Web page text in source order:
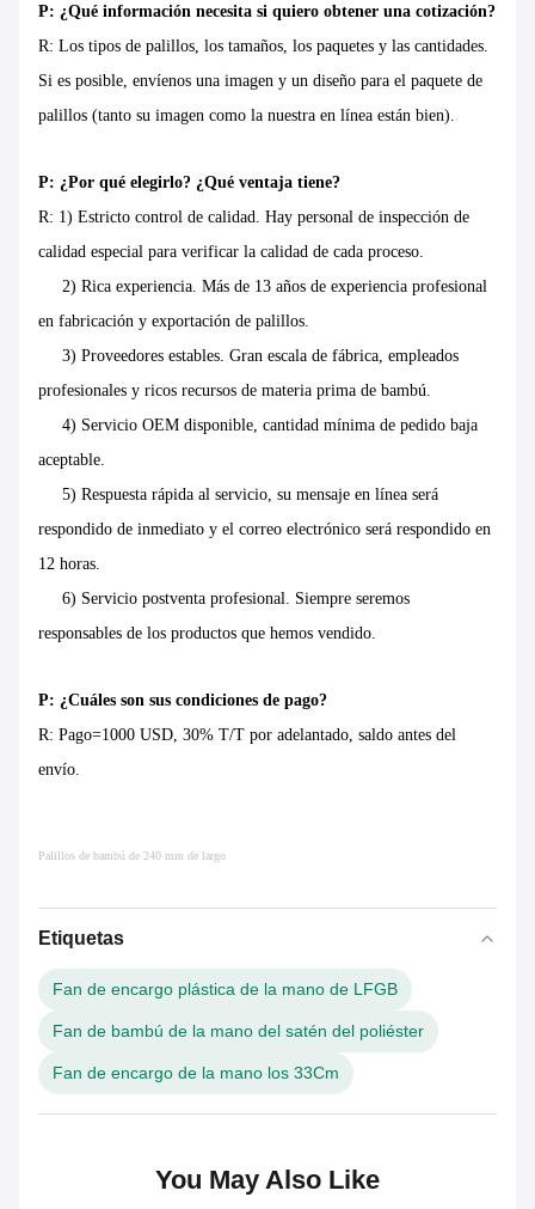
P: ¿Qué información necesita si quiero obtener una cotización?
R: Los tipos de palillos, los tamaños, los paquetes y las cantidades.
Si es posible, envíenos una imagen y un diseño para el paquete de
palillos (tanto su imagen como la nuestra en línea están bien).
P: ¿Por qué elegirlo? ¿Qué ventaja tiene?
R: 1) Estricto control de calidad. Hay personal de inspección de
calidad especial para verificar la calidad de cada proceso.
2) Rica experiencia. Más de 13 años de experiencia profesional
en fabricación y exportación de palillos.
3) Proveedores estables. Gran escala de fábrica, empleados
profesionales y ricos recursos de materia prima de bambú.
4) Servicio OEM disponible, cantidad mínima de pedido baja
aceptable.
5) Respuesta rápida al servicio, su mensaje en línea será
respondido de inmediato y el correo electrónico será respondido en
12 horas.
6) Servicio postventa profesional. Siempre seremos
responsables de los productos que hemos vendido.
P: ¿Cuáles son sus condiciones de pago?
R: Pago=1000 USD, 30% T/T por adelantado, saldo antes del
envío.
Palillos de bambú de 240 mm de largo
Etiquetas
Fan de encargo plástica de la mano de LFGB
Fan de bambú de la mano del satén del poliéster
Fan de encargo de la mano los 33Cm
You May Also Like